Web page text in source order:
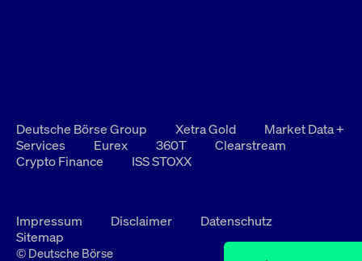
Deutsche Börse Group Xetra Gold
Market Data +
Services
Eurex 360T
Clearstream
Crypto Finance
ISS STOXX
Impressum Disclaimer
Datenschutz
Sitemap
© Deutsche Börse